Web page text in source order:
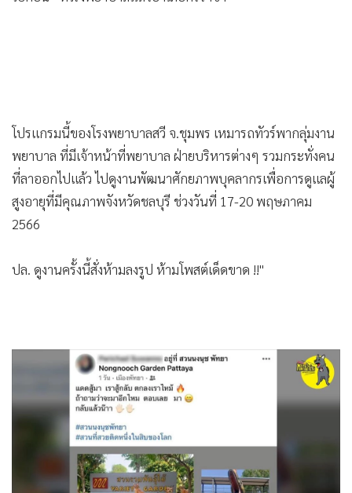
โปรแกรมนี้ของโรงพยาบาลสวี จ.ชุมพร เหมารถทัวร์พากลุ่มงาน
พยาบาล ที่มีเจ้าหน้าที่พยาบาล ฝ่ายบริหารต่างๆ รวมกระทั่งคน
ที่ลาออกไปแล้ว ไปดูงานพัฒนาศักยภาพบุคลากรเพื่อการดูแลผู้
สูงอายุที่มีคุณภาพจังหวัดชลบุรี ช่วงวันที่ 17-20 พฤษภาคม
2566
ปล. ดูงานครั้งนี้สั่งห้ามลงรูป ห้ามโพสต์เด็ดขาด !!"